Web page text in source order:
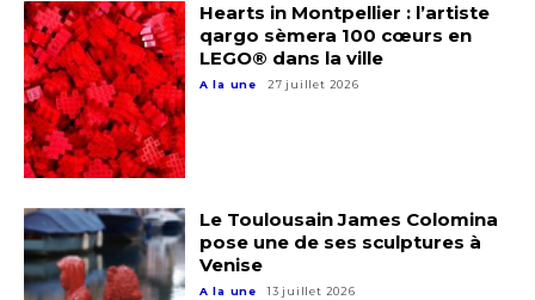
Adresse email*
Nom
Hearts in Montpellier : l’artiste
qargo sèmera 100 cœurs en
LEGO® dans la ville
A la une 27 juillet 2026
Le Toulousain James Colomina
pose une de ses sculptures à
Venise
A la une 13 juillet 2026